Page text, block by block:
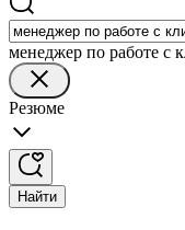
менеджер по работе с
Резюме
Найти